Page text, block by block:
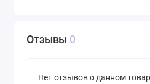
Отзывы 0
Нет отзывов о данном